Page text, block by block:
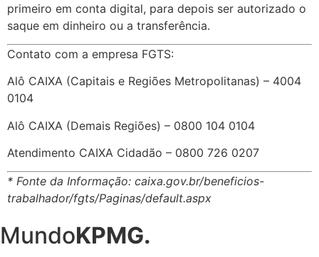
primeiro em conta digital, para depois ser autorizado o
saque em dinheiro ou a transferência.
Contato com a empresa FGTS:
Alô CAIXA (Capitais e Regiões Metropolitanas) – 4004
0104
Alô CAIXA (Demais Regiões) – 0800 104 0104
Atendimento CAIXA Cidadão – 0800 726 0207
* Fonte da Informação: caixa.gov.br/beneficios-
trabalhador/fgts/Paginas/default.aspx
MundoKPMG.